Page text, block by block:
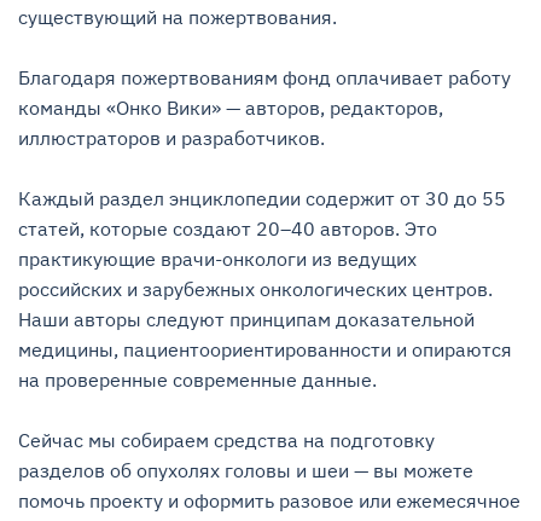
существующий на пожертвования.
Благодаря пожертвованиям фонд оплачивает работу
команды «Онко Вики» — авторов, редакторов,
иллюстраторов и разработчиков.
Каждый раздел энциклопедии содержит от 30 до 55
статей, которые создают 20–40 авторов. Это
практикующие врачи-онкологи из ведущих
российских и зарубежных онкологических центров.
Наши авторы следуют принципам доказательной
медицины, пациентоориентированности и опираются
на проверенные современные данные.
Сейчас мы собираем средства на подготовку
разделов об опухолях головы и шеи — вы можете
помочь проекту и оформить разовое или ежемесячное